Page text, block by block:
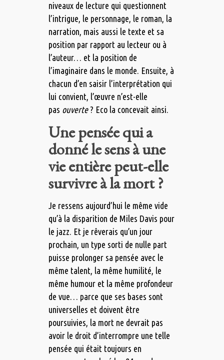
niveaux de lecture qui questionnent
l’intrigue, le personnage, le roman, la
narration, mais aussi le texte et sa
position par rapport au lecteur ou à
l’auteur… et la position de
l’imaginaire dans le monde. Ensuite, à
chacun d’en saisir l’interprétation qui
lui convient, l’œuvre n’est-elle
pas ouverte? Eco la concevait ainsi.
Une pensée qui a
donné le sens à une
vie entière peut-elle
survivre à la mort ?
Je ressens aujourd’hui le même vide
qu’à la disparition de Miles Davis pour
le jazz. Et je rêverais qu’un jour
prochain, un type sorti de nulle part
puisse prolonger sa pensée avec le
même talent, la même humilité, le
même humour et la même profondeur
de vue… parce que ses bases sont
universelles et doivent être
poursuivies, la mort ne devrait pas
avoir le droit d’interrompre une telle
pensée qui était toujours en